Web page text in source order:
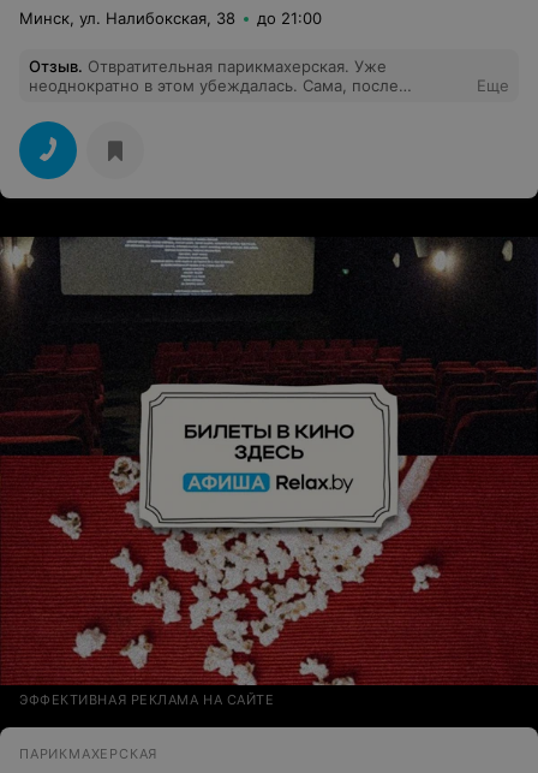
Минск, ул. Налибокская, 38 до 21:00
Отзыв. Отвратительная парикмахерская. Уже
неоднократно в этом убеждалась. Сама, после
это место. А вот дочка пошла, т.к. свободной записи в
соседнем отличном салоне не было. Говорит: «Мне ж
только кончики подстричь, справятся.» И как не
отговаривала, не послушала, побежала. Итог: пришла
вся в слезах, мало того, что обрезали волос копну,
волосы дочь заплатила 25 руб. (жаль меня там не
было, они бы мне ещё компенсацию выплатили). Я
возмущена до предела!!! Гнать надо таких работников!
С таким персоналом никогда в почете не будешь.
Еще
ЭФФЕКТИВНАЯ РЕКЛАМА НА САЙТЕ
ПАРИКМАХЕРСКАЯ